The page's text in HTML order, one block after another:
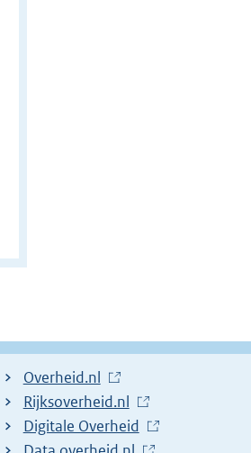
L
i
n
Overheid.nl
L
i
Rijksoverheid.nl
L
Digitale Overheid